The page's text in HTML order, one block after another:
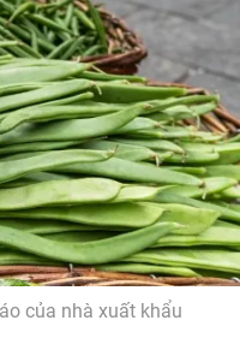
của nhà xuất khẩu